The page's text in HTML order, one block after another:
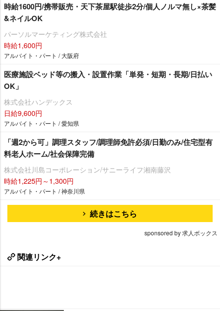
時給1600円/携帯販売・天下茶屋駅徒歩2分/個人ノルマ無し×茶髪
&ネイルOK
パーソルマーケティング株式会社
時給1,600円
アルバイト・パート / 大阪府
医療施設ベッド等の搬入・設置作業「単発・短期・長期/日払い
OK」
株式会社ハンデックス
日給9,600円
アルバイト・パート / 愛知県
「週2から可」調理スタッフ/調理師免許必須/日勤のみ/住宅型有
料老人ホーム/社会保障完備
株式会社川島コーポレーション/サニーライフ湘南藤沢
時給1,225円～1,300円
アルバイト・パート / 神奈川県
続きはこちら
sponsored by 求人ボックス
関連リンク+